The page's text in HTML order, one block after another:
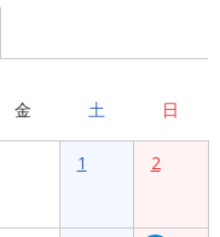
金 土 日
1 2